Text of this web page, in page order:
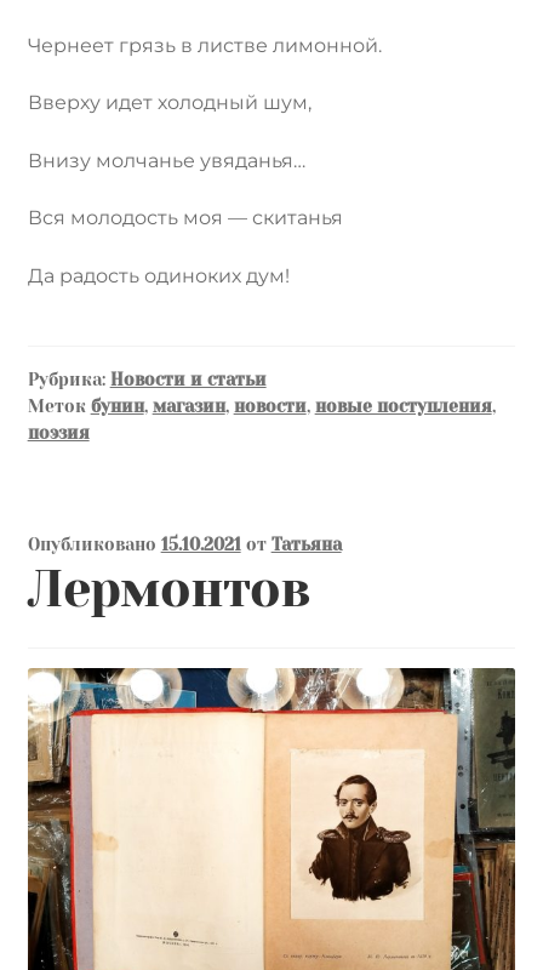
Чернеет грязь в листве лимонной.
Вверху идет холодный шум,
Внизу молчанье увяданья…
Вся молодость моя — скитанья
Да радость одиноких дум!
Рубрика: Новости и статьи
Меток бунин, магазин, новости, новые поступления,
поэзия
Опубликовано 15.10.2021 от Татьяна
Лермонтов